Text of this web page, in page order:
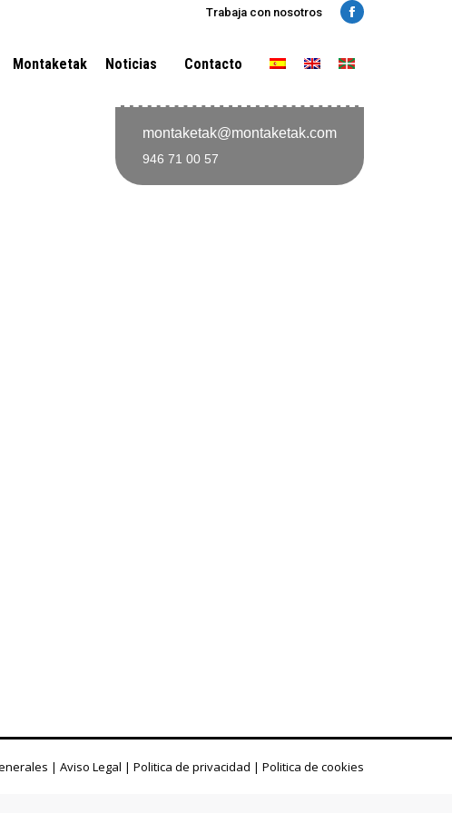
Trabaja con nosotros Facebook
Montaketak Noticias Contacto
montaketak@montaketak.com
946 71 00 57
| Aviso Legal | Politica de privacidad | Politica de cookies